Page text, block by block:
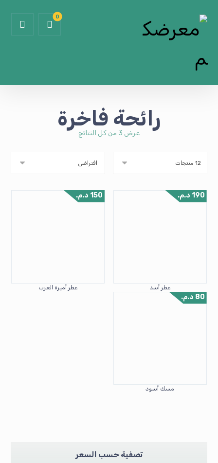
رائحة فاخرة
عرض ⁦3⁩ من كل النتائج
عطر أسد
190 د.م.
عطر أميرة العرب
150 د.م.
مسك أسود
80 د.م.
تصفية حسب السعر